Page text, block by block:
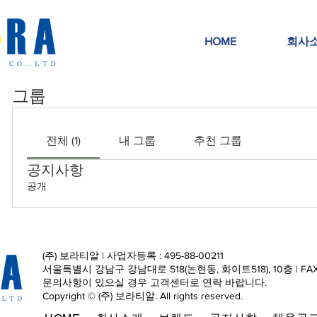
HOME 회사
그룹
전체 (1) 내 그룹 추천 그룹
공지사항
공개
(주) 보라티알 | 사업자등록 : 495-88-00211
서울특별시 강남구 강남대로 518(논현동, 화이트518), 10층 |
문의사항이 있으실 경우 고객센터로 연락 바랍니다.
Copyright © (주) 보라티알. All rights reserved.